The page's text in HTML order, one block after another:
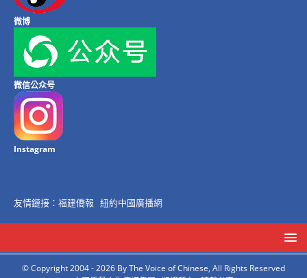
微博
微信公众号
Instagram
友情鏈接： 福建僑報 紐約中國廣播網
© Copyright 2004 - 2026 By The Voice of Chinese, All Rights Reserved